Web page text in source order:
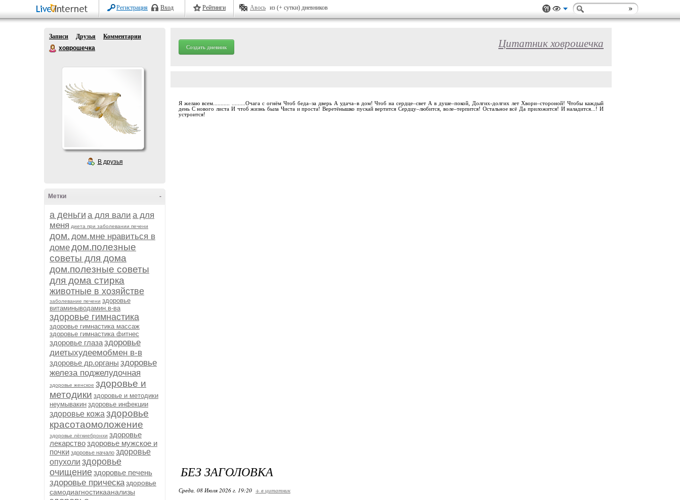
Регистрация Вход Рейтинги Авось из (+ сутки) дневников
Записи Друзья
Комментарии
ховрошечка
В друзья
-
Метки
а деньги а для вали а для
меня диета при заболевании печени
дом. дом.мне нравиться в
домедом.полезные
советы для дома
дом.полезные советы
для дома стирка
животные в хозяйстве
заболевание печени здоровье
витаминыводамин.в-ва
здоровье гимнастика
здоровье гимнастика массаж
здоровье гимнастика фитнес
здоровье глазаздоровье
диетыхудеемобмен в-в
здоровье др.органы здоровье
железа поджелудочная
здоровье женское здоровье и
методики здоровье и методики
неумывакин здоровье инфекции
здоровье кожа здоровье
красотаомоложение
здоровье лёгкиебронхи здоровье
лекарствоздоровье мужское и
почки здоровье начало здоровье
опухоли здоровье
очищениездоровье печень
здоровье прическаздоровье
самодиагностикаанализы
Создать дневник Цитатник ховрошечка
Я желаю всем........... .........Очага с огнём Чтоб беда–за дверь А удача–в дом! Чтоб на сердце–свет А в душе–покой, Долгих-долгих лет Хвори–стороной! Чтобы каждый
день С нового листа И чтоб жизнь была Чиста и проста! Веретёнышко пускай вертится Сердцу–любится, воле–терпится! Остальное всё Да приложится! И наладится...! И
устроится!
БЕЗ ЗАГОЛОВКА
Среда, 08 Июля 2026 г. 19:20 + в цитатник